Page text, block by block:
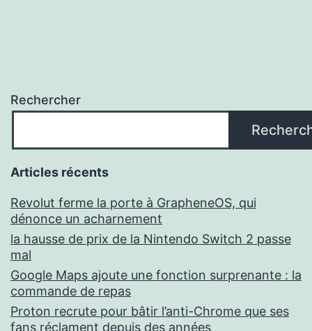
Rechercher
Articles récents
Revolut ferme la porte à GrapheneOS, qui
dénonce un acharnement
la hausse de prix de la Nintendo Switch 2 passe
mal
Google Maps ajoute une fonction surprenante : la
commande de repas
Proton recrute pour bâtir l’anti-Chrome que ses
fans réclament depuis des années